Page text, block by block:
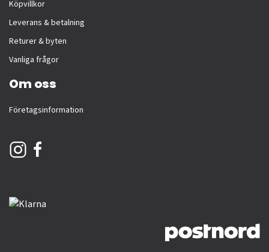
Köpvillkor
Leverans & betalning
Returer & byten
Vanliga frågor
Om oss
Företagsinformation